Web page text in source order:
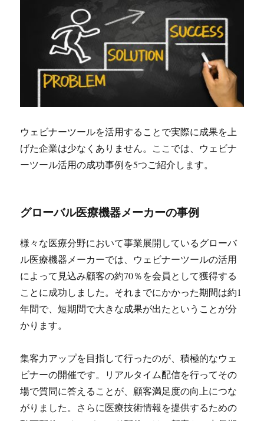
ウェビナーツールを活用することで実際に成果を上
げた企業は少なくありません。ここでは、ウェビナ
ーツール活用の成功事例を5つご紹介します。
グローバル医療機器メーカーの事例
様々な医療分野において事業展開しているグローバ
ル医療機器メーカーでは、ウェビナーツールの活用
によって見込み顧客の約70％を会員として獲得する
ことに成功しました。それまでにかかった期間は約1
年間で、短期間で大きな成果が出たということが分
かります。
集客力アップを目指して行ったのが、積極的なウェ
ビナーの開催です。リアルタイム配信を行ってその
場で質問に答えることが、顧客満足度の向上につな
がりました。さらに医療技術情報を提供するための